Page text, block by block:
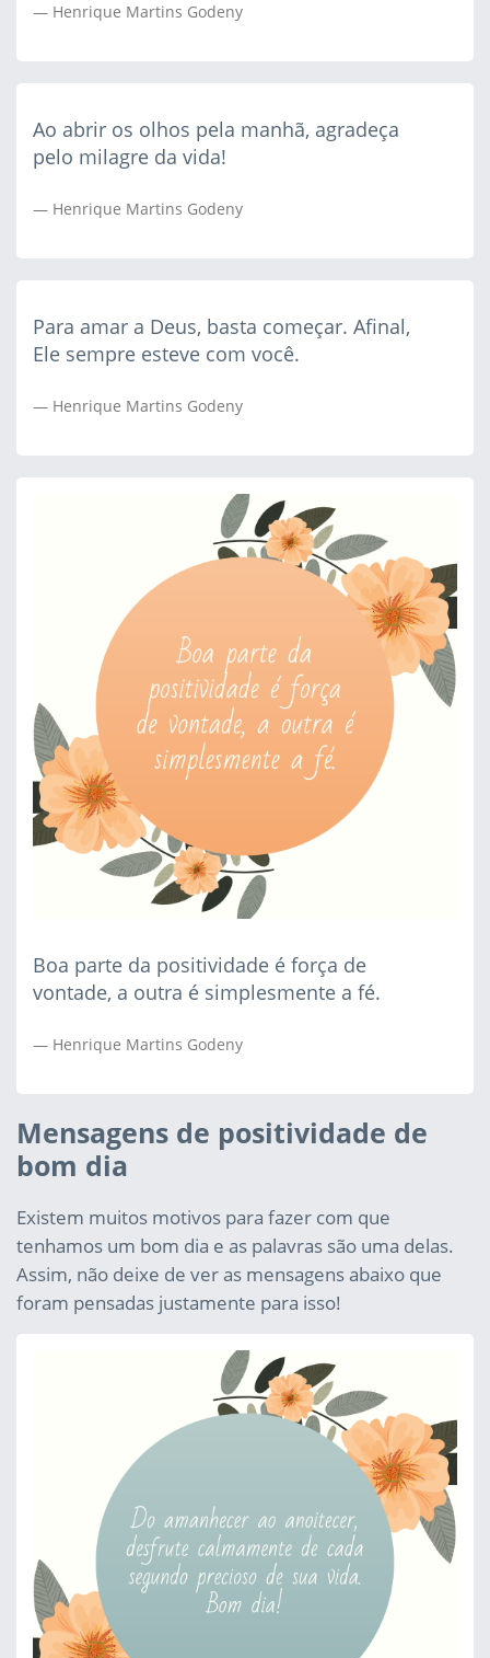
Henrique Martins Godeny
Ao abrir os olhos pela manhã, agradeça
pelo milagre da vida!
Henrique Martins Godeny
Para amar a Deus, basta começar. Afinal,
Ele sempre esteve com você.
Henrique Martins Godeny
Boa parte da positividade é força de
vontade, a outra é simplesmente a fé.
Henrique Martins Godeny
Mensagens de positividade de
bom dia
Existem muitos motivos para fazer com que
tenhamos um bom dia e as palavras são uma delas.
Assim, não deixe de ver as mensagens abaixo que
foram pensadas justamente para isso!